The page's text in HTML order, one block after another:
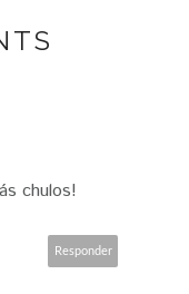
chulos!
Responder